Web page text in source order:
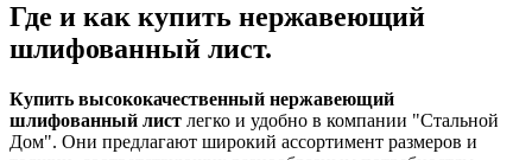
Где и как купить нержавеющий
шлифованный лист.
Купить высококачественный нержавеющий
шлифованный лист легко и удобно в компании "Стальной
Дом". Они предлагают широкий ассортимент размеров и